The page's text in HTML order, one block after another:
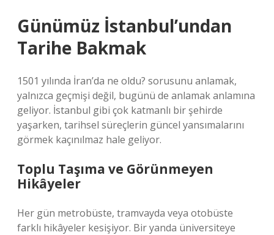
Günümüz İstanbul’undan
Tarihe Bakmak
1501 yılında İran’da ne oldu? sorusunu anlamak,
yalnızca geçmişi değil, bugünü de anlamak anlamına
geliyor. İstanbul gibi çok katmanlı bir şehirde
yaşarken, tarihsel süreçlerin güncel yansımalarını
görmek kaçınılmaz hale geliyor.
Toplu Taşıma ve Görünmeyen
Hikâyeler
Her gün metrobüste, tramvayda veya otobüste
farklı hikâyeler kesişiyor. Bir yanda üniversiteye